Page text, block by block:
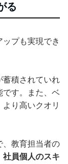
る
プも実現でき
蓄積されていれ
です。また、ベ
り高いクオリ
、教育担当者の
社員個人のスキ